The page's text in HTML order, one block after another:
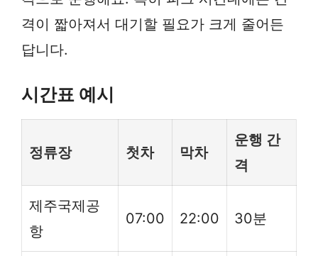
격이 짧아져서 대기할 필요가 크게 줄어든
답니다.
시간표 예시
정류장 첫차 막차
운행 간
격
제주국제공
항
07:00 22:00 30분